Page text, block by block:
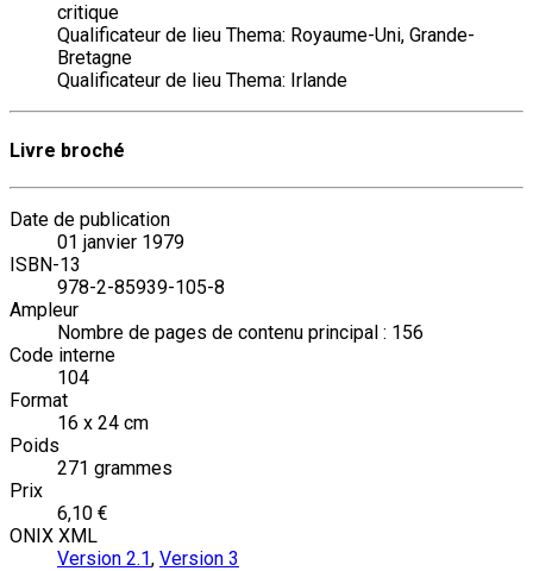
critique
Qualificateur de lieu Thema: Royaume-Uni, Grande-
Bretagne
Qualificateur de lieu Thema: Irlande
Livre broché
Date de publication
01 janvier 1979
ISBN-13
978-2-85939-105-8
Ampleur
Nombre de pages de contenu principal : 156
Code interne
104
Format
16 x 24 cm
Poids
271 grammes
Prix
6,10 €
ONIX XML
Version 2.1, Version 3